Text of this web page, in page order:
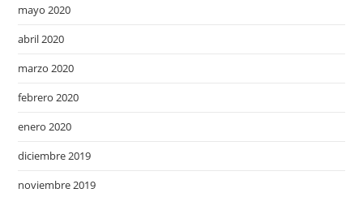
mayo 2020
abril 2020
marzo 2020
febrero 2020
enero 2020
diciembre 2019
noviembre 2019